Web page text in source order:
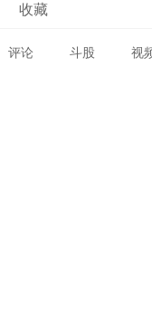
收藏
评论 斗股 视